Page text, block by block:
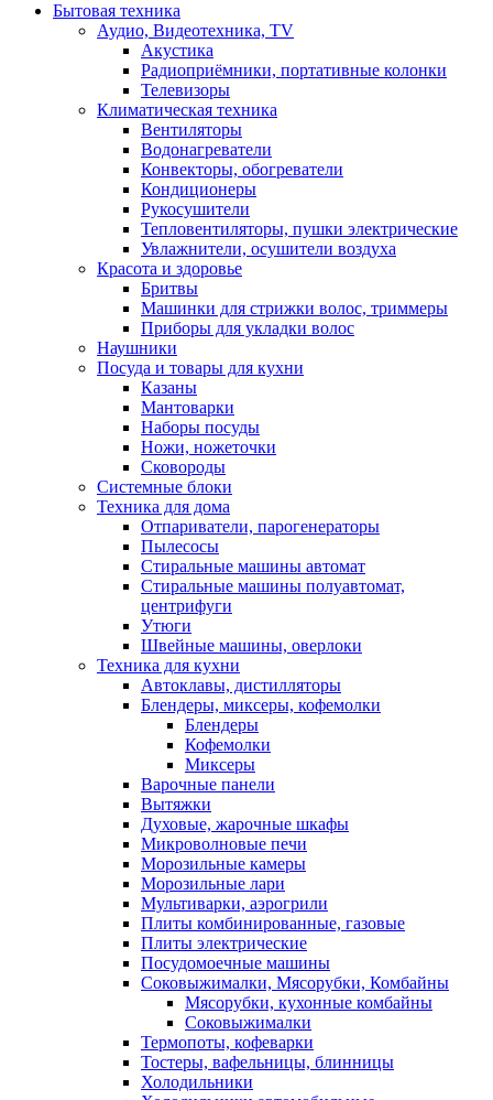
Бытовая техника
Аудио, Видеотехника, TV
Акустика
Радиоприёмники, портативные колонки
Телевизоры
Климатическая техника
Вентиляторы
Водонагреватели
Конвекторы, обогреватели
Кондиционеры
Рукосушители
Тепловентиляторы, пушки электрические
Увлажнители, осушители воздуха
Красота и здоровье
Бритвы
Машинки для стрижки волос, триммеры
Приборы для укладки волос
Наушники
Посуда и товары для кухни
Казаны
Мантоварки
Наборы посуды
Ножи, ножеточки
Сковороды
Системные блоки
Техника для дома
Отпариватели, парогенераторы
Пылесосы
Стиральные машины автомат
Стиральные машины полуавтомат,
центрифуги
Утюги
Швейные машины, оверлоки
Техника для кухни
Автоклавы, дистилляторы
Блендеры, миксеры, кофемолки
Блендеры
Кофемолки
Миксеры
Варочные панели
Вытяжки
Духовые, жарочные шкафы
Микроволновые печи
Морозильные камеры
Морозильные лари
Мультиварки, аэрогрили
Плиты комбинированные, газовые
Плиты электрические
Посудомоечные машины
Соковыжималки, Мясорубки, Комбайны
Мясорубки, кухонные комбайны
Соковыжималки
Термопоты, кофеварки
Тостеры, вафельницы, блинницы
Холодильники